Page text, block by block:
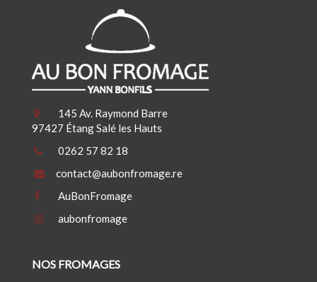
145 Av. Raymond Barre
97427 Étang Salé les Hauts
0262 57 82 18
contact@aubonfromage.re
AuBonFromage
aubonfromage
NOS FROMAGES